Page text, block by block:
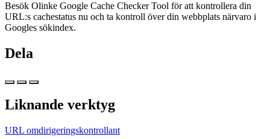
Besök Olinke Google Cache Checker Tool för att kontrollera din
URL:s cachestatus nu och ta kontroll över din webbplats närvaro i
Googles sökindex.
Dela
Liknande verktyg
URL omdirigeringskontrollant